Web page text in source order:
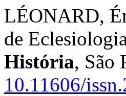
LÉONARD,
de
História, São
10.11606/